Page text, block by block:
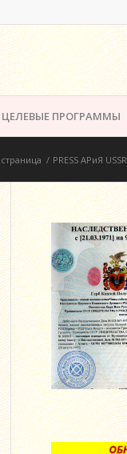
ЦЕЛЕВЫЕ ПРОГРАММЫ
/ PRESS АРиЯ USSR